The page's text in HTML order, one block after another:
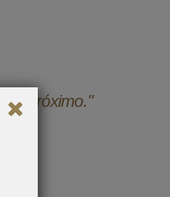
o próximo."